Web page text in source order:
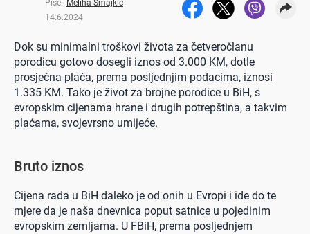
Piše: Meliha Smajkic
14.6.2024
Dok su minimalni troškovi života za četveročlanu
porodicu gotovo dosegli iznos od 3.000 KM, dotle
prosječna plaća, prema posljednjim podacima, iznosi
1.335 KM. Tako je život za brojne porodice u BiH, s
evropskim cijenama hrane i drugih potrepština, a takvim
plaćama, svojevrsno umijeće.
Bruto iznos
Cijena rada u BiH daleko je od onih u Evropi i ide do te
mjere da je naša dnevnica poput satnice u pojedinim
evropskim zemljama. U FBiH, prema posljednjem